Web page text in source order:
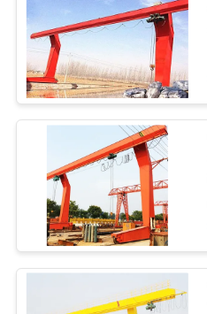
CIRCA
NOI
GIRO
FABBRICA
CONTROLLO
DI
QUALITÀ